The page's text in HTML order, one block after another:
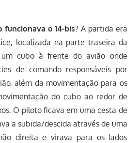
funcionava o 14-bis? A partida era
localizada na parte traseira da
um cubo à frente do avião onde
de comando responsáveis por
além da movimentação para os
do cubo ao redor de
O piloto ficava em uma cesta de
a subida/descida através de uma
direita e virava para os lados